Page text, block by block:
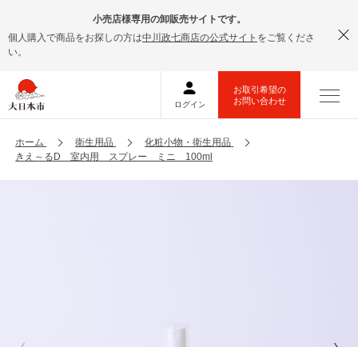
小売店様専用の卸販売サイトです。
個人購入で商品をお探しの方は中川政七商店の公式サイト をご覧くださ
い。
ホーム 衛生用品
化粧小物・衛生用品
きえ～るD 室内用 スプレー ミニ 100ml